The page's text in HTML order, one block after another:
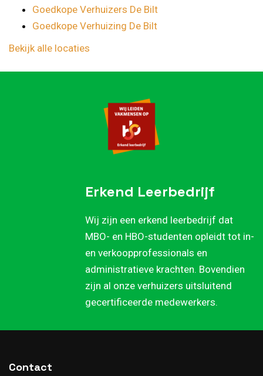
Goedkope Verhuizers De Bilt
Goedkope Verhuizing De Bilt
Bekijk alle locaties
Erkend Leerbedrijf
Wij zijn een erkend leerbedrijf dat
MBO- en HBO-studenten opleidt tot in-
en verkoopprofessionals en
administratieve krachten. Bovendien
zijn al onze verhuizers uitsluitend
gecertificeerde medewerkers.
Contact